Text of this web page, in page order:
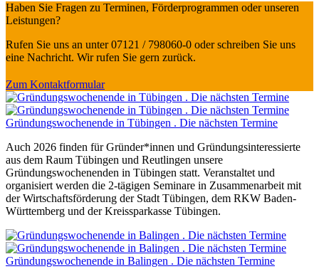
Haben Sie Fragen zu Terminen, Förderprogrammen oder unseren
Leistungen?
Rufen Sie uns an unter 07121 / 798060-0 oder schreiben Sie uns
eine Nachricht. Wir rufen Sie gern zurück.
Zum Kontaktformular
Gründungswochenende in Tübingen . Die nächsten Termine
Auch 2026 finden für Gründer*innen und Gründungsinteressierte
aus dem Raum Tübingen und Reutlingen unsere
Gründungswochenenden in Tübingen statt. Veranstaltet und
organisiert werden die 2-tägigen Seminare in Zusammenarbeit mit
der Wirtschaftsförderung der Stadt Tübingen, dem RKW Baden-
Württemberg und der Kreissparkasse Tübingen.
Gründungswochenende in Balingen . Die nächsten Termine